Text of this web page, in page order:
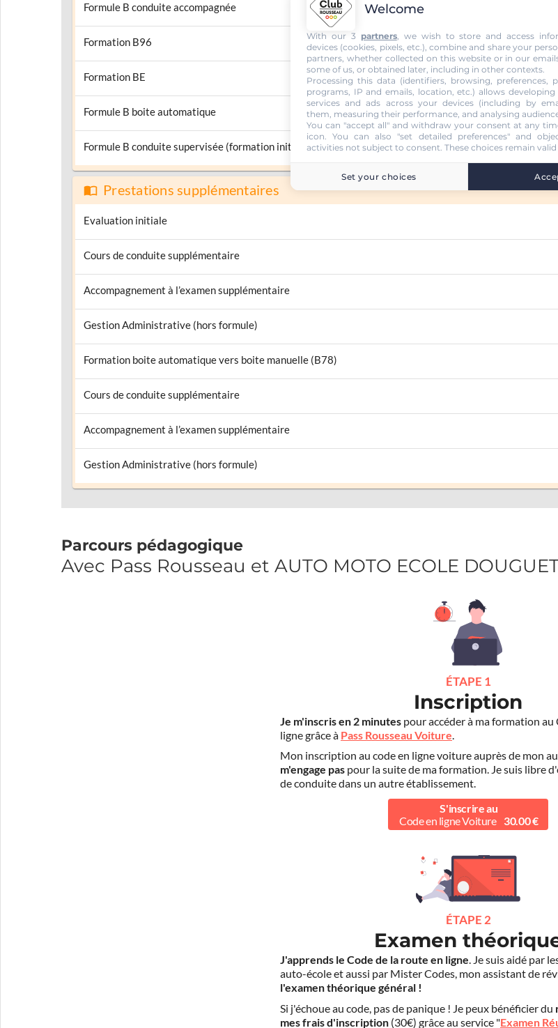
Formule B conduite accompagnée
Formation B96
Formation BE
Formule B boite automatique
Formule B conduite supervisée (formation initiale)
Prestations supplémentaires
Evaluation initiale
Cours de conduite supplémentaire
Accompagnement à l’examen supplémentaire
Gestion Administrative (hors formule)
Formation boite automatique vers boite manuelle (B78)
Cours de conduite supplémentaire
Accompagnement à l’examen supplémentaire
Gestion Administrative (hors formule)
Parcours pédagogique
Avec Pass Rousseau et AUTO MOTO ECOLE
ÉTAPE 1
Inscription
Je m'inscris en 2 minutes pour accéder à ma formation au
ligne grâce à Pass Rousseau Voiture.
Mon inscription au code en ligne voiture auprès de mon
m'engage pas pour la suite de ma formation. Je suis libre
de conduite dans un autre établissement.
S'inscrire au
Code en ligne Voiture
30.00 €
ÉTAPE 2
Examen
J'apprends le Code de la route en ligne. Je suis aidé par
auto-école et aussi par Mister Codes, mon assistant de
l'examen théorique général !
Si j'échoue au code, pas de panique ! Je peux bénéficier du
mes frais d'inscription (30€) grâce au service "Examen
Welcome
With our 3 partners, we wish to store and access
devices (cookies, pixels, etc.), combine and share your
partners, whether collected on this website or in our
some of us, or obtained later, including in other contexts.
Processing this data (identifiers, browsing, preferences,
programs, IP and emails, location, etc.) allows
services and ads across your devices (including by
them, measuring their performance, and analysing
You can "accept all" and withdraw your consent at any
icon. You can also "set detailed preferences" and
activities not subject to consent. These choices remain
Set your choices